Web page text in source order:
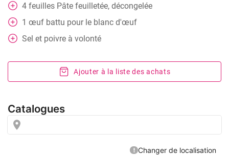
4 feuilles Pâte feuilletée, décongelée
1 œuf battu pour le blanc d'œuf
Sel et poivre à volonté
Ajouter à la liste des achats